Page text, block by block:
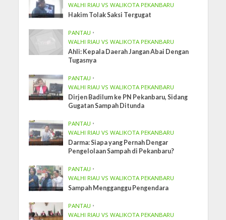
WALHI RIAU VS WALIKOTA PEKANBARU
Hakim Tolak Saksi Tergugat
PANTAU •
WALHI RIAU VS WALIKOTA PEKANBARU
Ahli: Kepala Daerah Jangan Abai Dengan
Tugasnya
PANTAU •
WALHI RIAU VS WALIKOTA PEKANBARU
Dirjen Badilum ke PN Pekanbaru, Sidang
Gugatan Sampah Ditunda
PANTAU •
WALHI RIAU VS WALIKOTA PEKANBARU
Darma: Siapa yang Pernah Dengar
Pengelolaan Sampah di Pekanbaru?
PANTAU •
WALHI RIAU VS WALIKOTA PEKANBARU
Sampah Mengganggu Pengendara
PANTAU •
WALHI RIAU VS WALIKOTA PEKANBARU